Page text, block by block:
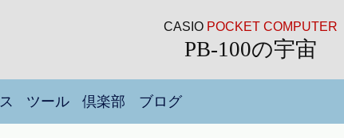
CASIO POCKET COMPUTER
PB-100の宇宙
ツール 倶楽部 ブログ